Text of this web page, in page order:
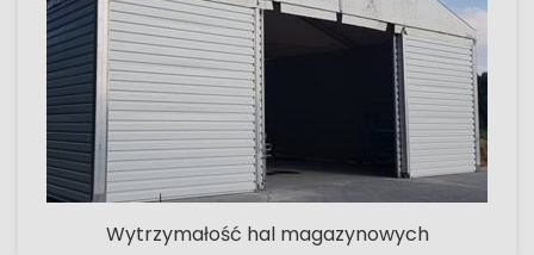
Wytrzymałość hal magazynowych